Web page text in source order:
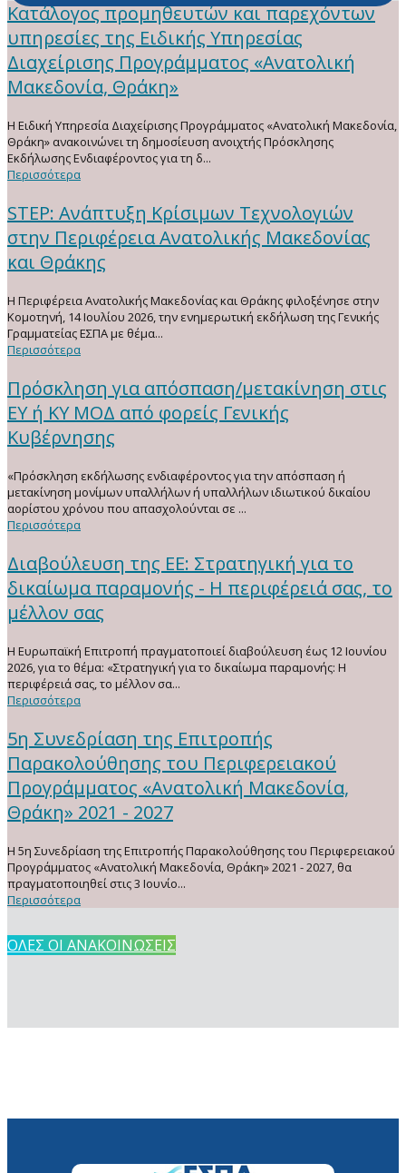
Κατάλογος προμηθευτών και παρεχόντων
υπηρεσίες της Ειδικής Υπηρεσίας
Διαχείρισης Προγράμματος «Ανατολική
Μακεδονία, Θράκη»
H Ειδική Υπηρεσία Διαχείρισης Προγράμματος «Ανατολική Μακεδονία,
Θράκη» ανακοινώνει τη δημοσίευση ανοιχτής Πρόσκλησης
Εκδήλωσης Ενδιαφέροντος για τη δ...
Περισσότερα
STEP: Ανάπτυξη Κρίσιμων Τεχνολογιών
στην Περιφέρεια Ανατολικής Μακεδονίας
και Θράκης
Η Περιφέρεια Ανατολικής Μακεδονίας και Θράκης φιλοξένησε στην
Κομοτηνή, 14 Ιουλίου 2026, την ενημερωτική εκδήλωση της Γενικής
Γραμματείας ΕΣΠΑ με θέμα...
Περισσότερα
Πρόσκληση για απόσπαση/μετακίνηση στις
ΕΥ ή ΚΥ ΜΟΔ από φορείς Γενικής
Κυβέρνησης
«Πρόσκληση εκδήλωσης ενδιαφέροντος για την απόσπαση ή
μετακίνηση μονίμων υπαλλήλων ή υπαλλήλων ιδιωτικού δικαίου
αορίστου χρόνου που απασχολούνται σε ...
Περισσότερα
Διαβούλευση της ΕΕ: Στρατηγική για το
δικαίωμα παραμονής - Η περιφέρειά σας, το
μέλλον σας
Η Ευρωπαϊκή Επιτροπή πραγματοποιεί διαβούλευση έως 12 Ιουνίου
2026, για το θέμα: «Στρατηγική για το δικαίωμα παραμονής: Η
περιφέρειά σας, το μέλλον σα...
Περισσότερα
5η Συνεδρίαση της Επιτροπής
Παρακολούθησης του Περιφερειακού
Προγράμματος «Ανατολική Μακεδονία,
Θράκη» 2021 - 2027
Η 5η Συνεδρίαση της Επιτροπής Παρακολούθησης του Περιφερειακού
Προγράμματος «Ανατολική Μακεδονία, Θράκη» 2021 - 2027, θα
πραγματοποιηθεί στις 3 Ιουνίο...
Περισσότερα
ΟΛΕΣ ΟΙ ΑΝΑΚΟΙΝΩΣΕΙΣ